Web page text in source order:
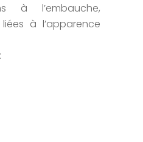
à l’embauche,
à l’apparence
: